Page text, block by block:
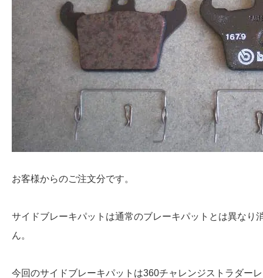
お客様からのご注文分です。
サイドブレーキパットは通常のブレーキパットとは異なり
ん。
今回のサイドブレーキパットは360チャレンジストラダー